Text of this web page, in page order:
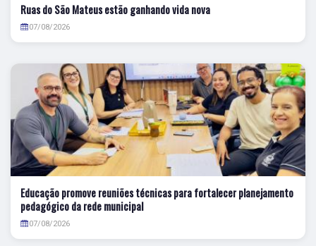
Ruas do São Mateus estão ganhando vida nova
07/08/2026
Educação promove reuniões técnicas para fortalecer planejamento
pedagógico da rede municipal
07/08/2026